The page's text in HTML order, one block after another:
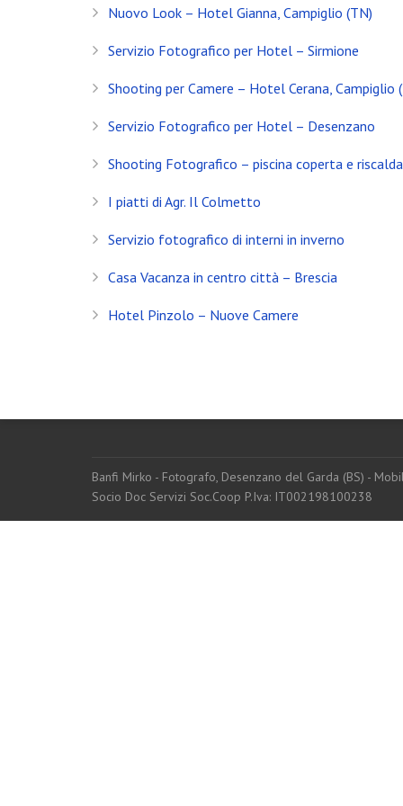
Nuovo Look – Hotel Gianna, Campiglio (TN)
Servizio Fotografico per Hotel – Sirmione
Shooting per Camere – Hotel Cerana, Campiglio
Servizio Fotografico per Hotel – Desenzano
Shooting Fotografico – piscina coperta e
I piatti di Agr. Il Colmetto
Servizio fotografico di interni in inverno
Casa Vacanza in centro città – Brescia
Hotel Pinzolo – Nuove Camere
Servizio Fotografico Immobiliare – Brescia
Con l’arrivo del 2021 inizia anche il decimo anno
Shooting in Limonaia
Update Showroom CLERICI
CONTATTI
Desenzano del Garda
Brescia - ITALIA
Banfi Mirko - Fotografo, Desenzano del Garda (BS) -
Socio Doc Servizi Soc.Coop P.Iva: IT002198100238